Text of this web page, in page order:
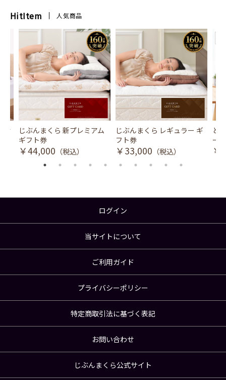
HitItem 人気商品
冷
じぶんまくら 新プレミアム
ギフト券
￥44,000 （税込）
じぶんまくら レギュラー ギ
フト券
￥33,000 （税込）
と
ース
￥
ログイン
当サイトについて
ご利用ガイド
プライバシーポリシー
特定商取引法に基づく表記
お問い合わせ
じぶんまくら公式サイト